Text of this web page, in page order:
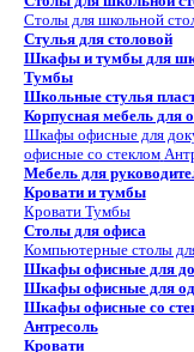
Столы для школьной
Стулья для столовой
Шкафы и тумбы для
Тумбы
Школьные стулья
Корпусная мебель для
Шкафы офисные для
офисные со стеклом
Мебель для
Кровати и тумбы
Кровати Тумбы
Столы для офиса
Компьютерные столы
Шкафы офисные для
Шкафы офисные для
Шкафы офисные со
Антресоль
Кровати